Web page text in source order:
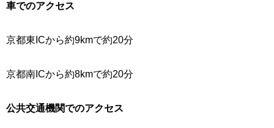
車でのアクセス
京都東ICから約9kmで約20分
京都南ICから約8kmで約20分
公共交通機関でのアクセス